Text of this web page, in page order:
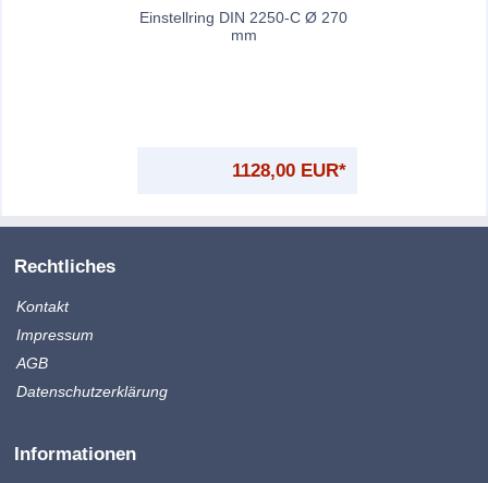
Einstellring DIN 2250-C Ø 270
mm
1128,00 EUR*
Rechtliches
Kontakt
Impressum
AGB
Datenschutzerklärung
Informationen